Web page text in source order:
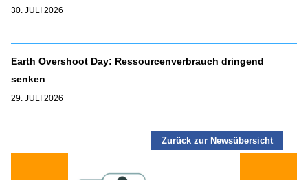
30. JULI 2026
Earth Overshoot Day: Ressourcenverbrauch dringend
senken
29. JULI 2026
Zurück zur Newsübersicht